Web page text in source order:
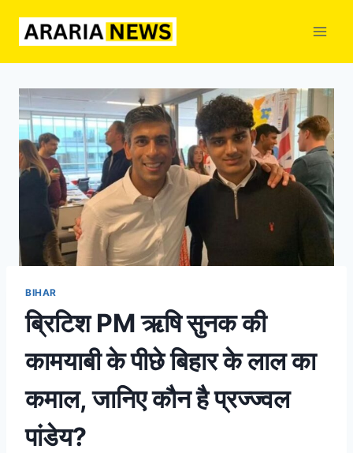
BIHAR
ब्रिटिश PM ऋषि सुनक की
कामयाबी के पीछे बिहार के लाल का
कमाल, जानिए कौन है प्रज्ज्वल
पांडेय?